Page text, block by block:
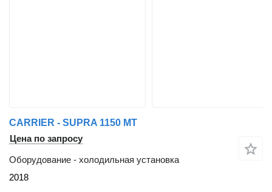
CARRIER - SUPRA 1150 MT
Цена по запросу
Оборудование - холодильная установка
2018